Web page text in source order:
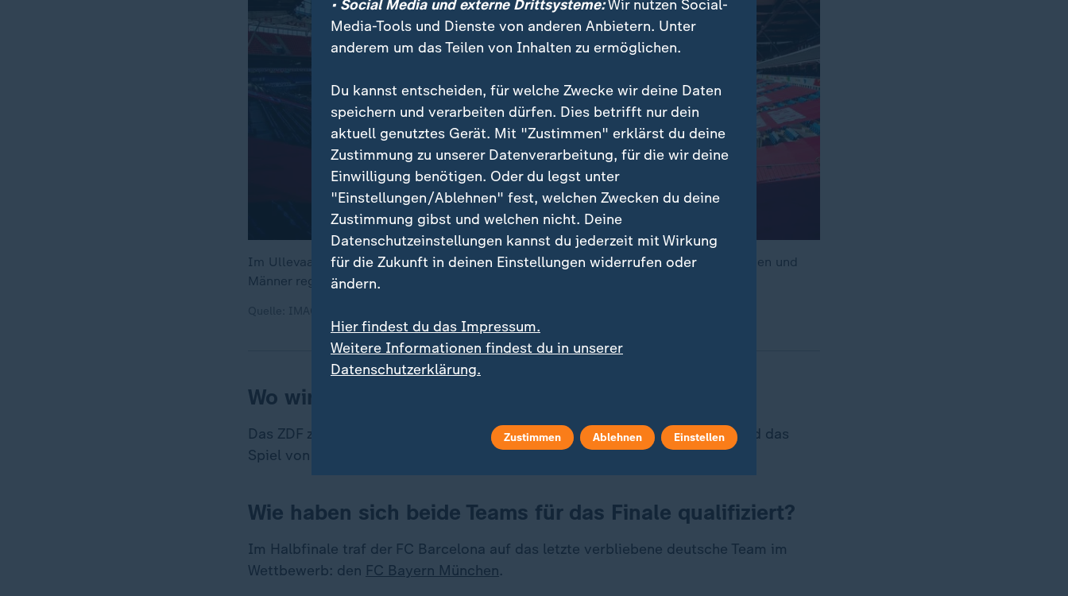
Im Ullevaal Stadion in Oslo spielen die norwegischen Nationalmannschaften der Frauen und
Männer regelmäßig.
Wo wird das Finale übertragen?
Das ZDF zeigt die Begegnung ab 17:55 Uhr im Livestream. Kommentiert wird das
Spiel von Gari Paubandt.
Wie haben sich beide Teams für das Finale qualifiziert?
Im Halbfinale traf der FC Barcelona auf das letzte verbliebene deutsche Team im
Wettbewerb: den FC Bayern München.
• Social Media und externe Drittsysteme:Wir nutzen Social-
Media-Tools und Dienste von anderen Anbietern. Unter
anderem um das Teilen von Inhalten zu ermöglichen.
Du kannst entscheiden, für welche Zwecke wir deine Daten
speichern und verarbeiten dürfen. Dies betrifft nur dein
aktuell genutztes Gerät. Mit "Zustimmen" erklärst du deine
Zustimmung zu unserer Datenverarbeitung, für die wir deine
Einwilligung benötigen. Oder du legst unter
"Einstellungen/Ablehnen" fest, welchen Zwecken du deine
Zustimmung gibst und welchen nicht. Deine
Datenschutzeinstellungen kannst du jederzeit mit Wirkung
für die Zukunft in deinen Einstellungen widerrufen oder
ändern.
Hier findest du das Impressum.
Weitere Informationen findest du in unserer
Datenschutzerklärung.
Zustimmen Ablehnen Einstellen